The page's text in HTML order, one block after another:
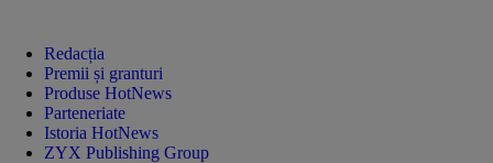
Redacția
Premii și granturi
Produse HotNews
Parteneriate
Istoria HotNews
ZYX Publishing Group